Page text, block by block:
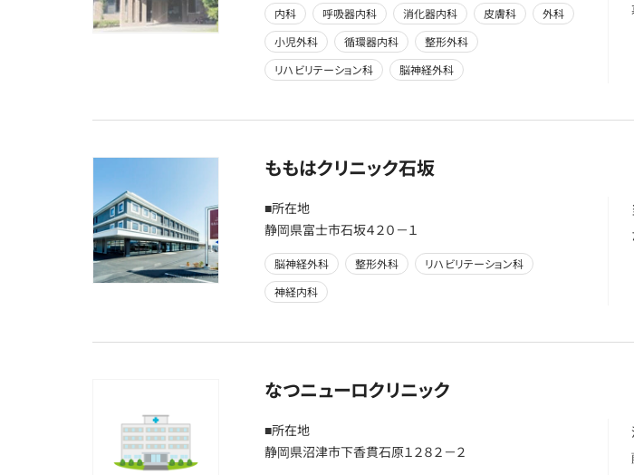
内科 呼吸器内科 消化器内科 皮膚科
外科
小児外科
循環器内科
整形外科
リハビリテーション科
脳神経外科
ももはクリニック石坂
■所在地
静岡県富士市石坂４２０－１
脳神経外科 整形外科
リハビリテーション科
神経内科
なつニューロクリニック
■所在地
静岡県沼津市下香貫石原１２８２－２